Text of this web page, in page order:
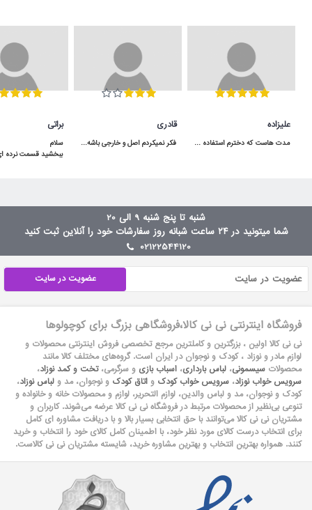
علیزاده
مدت هاست که دخترم استفاده می کنه و کیفیت مناسبی داره.در شگفت انگیز با قیمت عالی خریدم.
قادری
فکر نمیکردم اصل و خارجی باشه و اینقدر به موقع به دستم برسه برعکس بقیه ی پیجا که بد قولن
براتی
شنبه تا پنج شنبه 9 الی 20
شما میتونید در ۲۴ ساعت شبانه روز سفارشات خود را آنلاین ثبت کنید
02122544120
عضویت در سایت
فروشگاه اینترنتی نی نی کالا،فروشگاهی بزرگ برای کوچولوها
نی نی کالا اولین ، بزرگترین و کاملترین مرجع تخصصی فروش اینترنتی محصولات و
لوازم مادر و نوزاد ، کودک و نوجوان در ایران است. گروه‏‏‌های مختلف کالا مانند
محصولات سیسمونی، لباس بارداری، اسباب بازی و سرگرمی،تخت و کمد نوزاد،
سرویس خواب نوزاد، سرویس خواب کودک و اتاق کودک و نوجوان، مد و لباس نوزاد،
کودک و نوجوان، مد و لباس والدین، لوازم التحریر، لوازم و محصولات خانه و خانواده و
تنوعی بی‌نظیر از محصولات مرتبط در فروشگاه نی نی کالا عرضه می‏‏‏‌شوند. کاربران و
مشتریان نی نی‌ کالا می‏‏‌توانند با حق انتخابی بسیار بالا و با دریافت مشاوره ای کامل
برای انتخاب درست کالای مورد نظر خود، با اطمینان کامل کالای خود را انتخاب و خرید
کنند. همواره بهترین انتخاب و بهترین مشاوره خرید، شایسته مشتریان نی نی کالاست.